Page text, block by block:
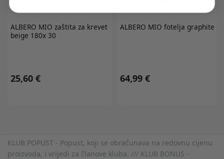
ALBERO MIO zaštita za krevet
beige 180x 30
25,60 €
ALBERO MIO fotelja graphite
64,99 €
KLUB POPUST - Popust, koji se obračunava na redovnu cijenu
proizvoda, i vrijedi za članove kluba. /// KLUB BONUS -